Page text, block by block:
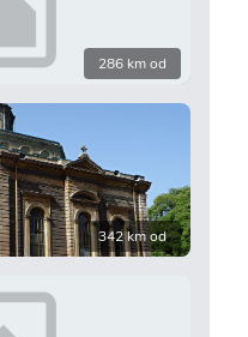
286 km od
342 km od